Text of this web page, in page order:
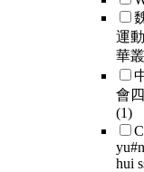
運
華
會
(1)
hui